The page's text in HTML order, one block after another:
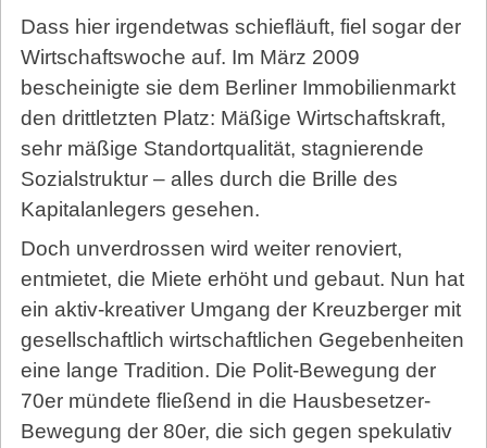
Dass hier irgendetwas schiefläuft, fiel sogar der
Wirtschaftswoche auf. Im März 2009
bescheinigte sie dem Berliner Immobilienmarkt
den drittletzten Platz: Mäßige Wirtschaftskraft,
sehr mäßige Standortqualität, stagnierende
Sozialstruktur – alles durch die Brille des
Kapitalanlegers gesehen.
Doch unverdrossen wird weiter renoviert,
entmietet, die Miete erhöht und gebaut. Nun hat
ein aktiv-kreativer Umgang der Kreuzberger mit
gesellschaftlich wirtschaftlichen Gegebenheiten
eine lange Tradition. Die Polit-Bewegung der
70er mündete fließend in die Hausbesetzer-
Bewegung der 80er, die sich gegen spekulativ